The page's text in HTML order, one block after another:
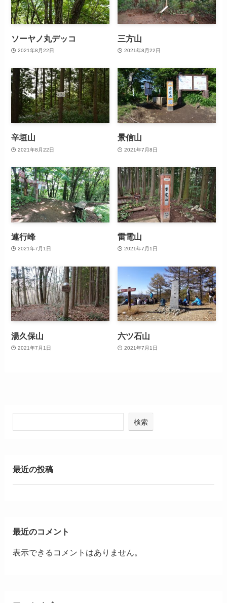
ソーヤノ丸デッコ
2021年8月22日
三方山
2021年8月22日
辛垣山
2021年8月22日
景信山
2021年7月8日
連行峰
2021年7月1日
雷電山
2021年7月1日
湯久保山
2021年7月1日
六ツ石山
2021年7月1日
検索
最近の投稿
最近のコメント
表示できるコメントはありません。